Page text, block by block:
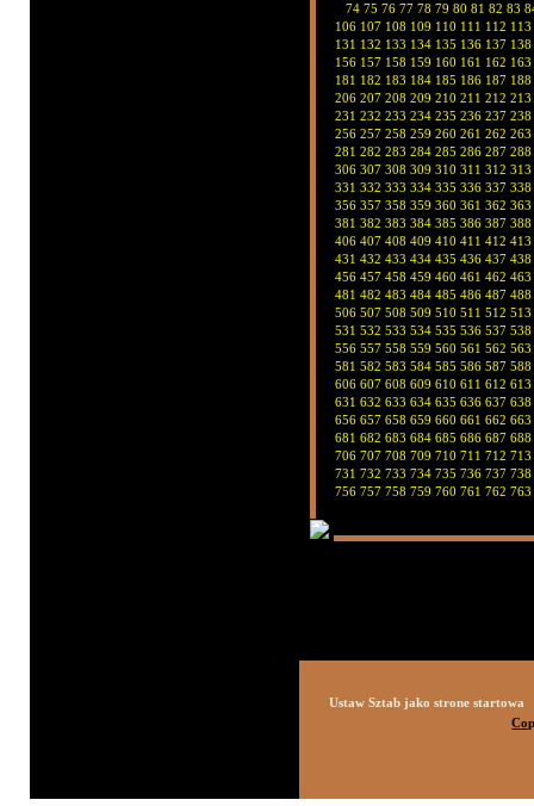
74 75 76 77 78 79 80 81 82 83
106 107 108 109 110 111 112 113
131 132 133 134 135 136 137 138
156 157 158 159 160 161 162 163
181 182 183 184 185 186 187 188
206 207 208 209 210 211 212 213
231 232 233 234 235 236 237 238
256 257 258 259 260 261 262 263
281 282 283 284 285 286 287 288
306 307 308 309 310 311 312 313
331 332 333 334 335 336 337 338
356 357 358 359 360 361 362 363
381 382 383 384 385 386 387 388
406 407 408 409 410 411 412 413
431 432 433 434 435 436 437 438
456 457 458 459 460 461 462 463
481 482 483 484 485 486 487 488
506 507 508 509 510 511 512 513
531 532 533 534 535 536 537 538
556 557 558 559 560 561 562 563
581 582 583 584 585 586 587 588
606 607 608 609 610 611 612 613
631 632 633 634 635 636 637 638
656 657 658 659 660 661 662 663
681 682 683 684 685 686 687 688
706 707 708 709 710 711 712 713
731 732 733 734 735 736 737 738
756 757 758 759 760 761 762 763
Ustaw Sztab jako strone startowa